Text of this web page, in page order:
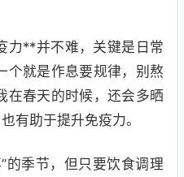
力**并不难，关键是日常
个就是作息要规律，别熬
在春天的时候，还会多晒
有助于提升免疫力。
的季节，但只要饮食调理